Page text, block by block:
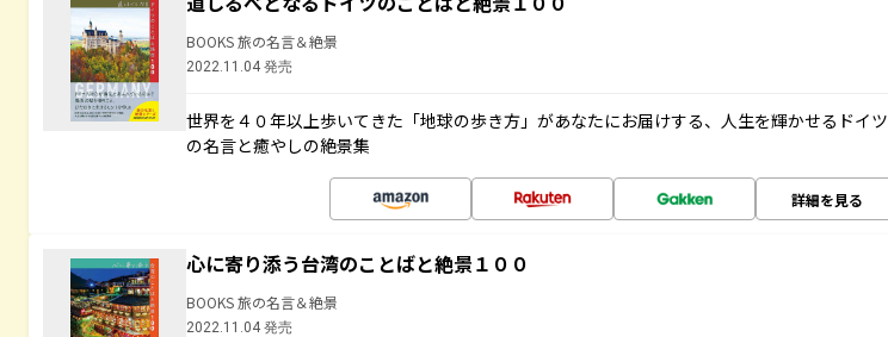
BOOKS 旅の名言＆絶景
2022.11.04 発売
世界を４０年以上歩いてきた「地球の歩き方」があなたにお届けする、人生を輝かせるドイツ
の名言と癒やしの絶景集
詳細を見る
心に寄り添う台湾のことばと絶景１００
BOOKS 旅の名言＆絶景
2022.11.04 発売